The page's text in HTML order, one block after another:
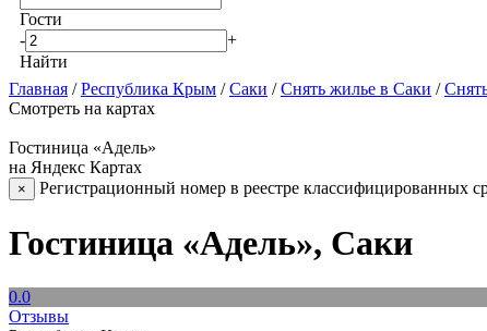
Гости
-
+
Найти
Главная /Республика Крым /Саки /Снять жилье в Саки /
Смотреть на картах
Гостиница «Адель»
на Яндекс Картах
× Регистрационный номер в реестре классифицированных
Гостиница «Адель», Саки
0.0
Отзывы